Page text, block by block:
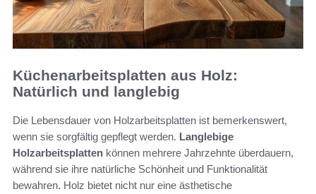
Küchenarbeitsplatten aus Holz:
Natürlich und langlebig
Die Lebensdauer von Holzarbeitsplatten ist bemerkenswert,
wenn sie sorgfältig gepflegt werden. Langlebige
Holzarbeitsplatten können mehrere Jahrzehnte überdauern,
während sie ihre natürliche Schönheit und Funktionalität
bewahren. Holz bietet nicht nur eine ästhetische